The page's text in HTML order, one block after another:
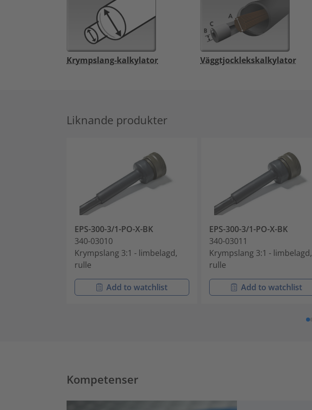
Krympslang-kalkylator Väggtjocklekskalkylator
Liknande produkter
EPS-300-3/1-PO-X-BK
340-03010
Krympslang 3:1 - limbelagd,
rulle
Add to watchlist
EPS-300-3/1-PO-X-BK
340-03011
Krympslang 3:1 - limbelagd,
rulle
Add to watchlist
Kompetenser